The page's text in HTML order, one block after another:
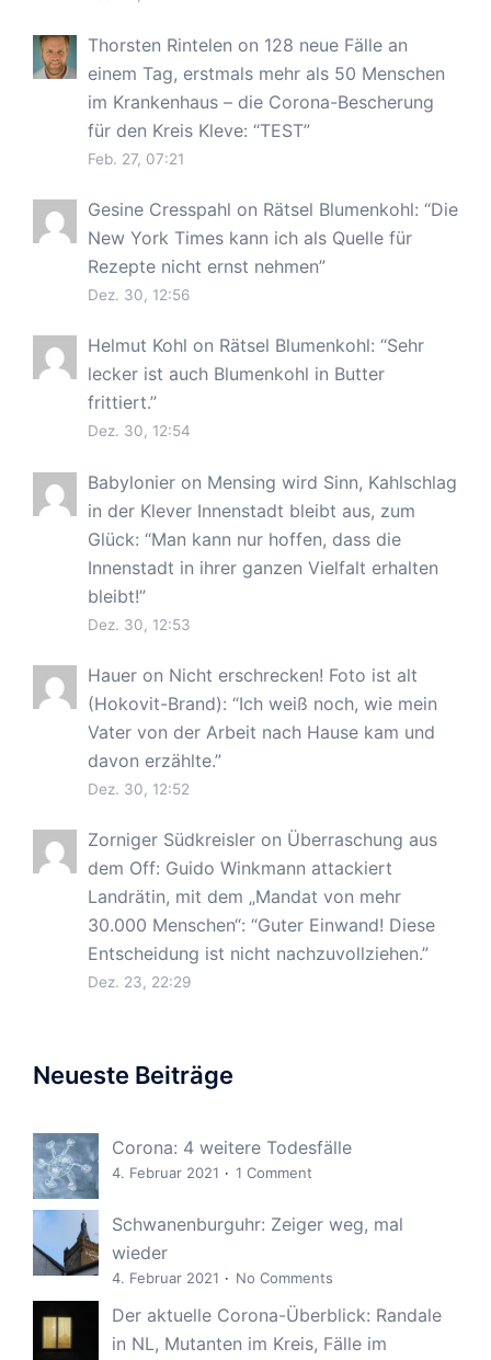
Thorsten Rintelen on 128 neue Fälle an
einem Tag, erstmals mehr als 50 Menschen
im Krankenhaus – die Corona-Bescherung
für den Kreis Kleve: “TEST”
Feb. 27, 07:21
Gesine Cresspahl on Rätsel Blumenkohl: “Die
New York Times kann ich als Quelle für
Rezepte nicht ernst nehmen”
Dez. 30, 12:56
Helmut Kohl on Rätsel Blumenkohl: “Sehr
lecker ist auch Blumenkohl in Butter
frittiert.”
Dez. 30, 12:54
Babylonier on Mensing wird Sinn, Kahlschlag
in der Klever Innenstadt bleibt aus, zum
Glück: “Man kann nur hoffen, dass die
Innenstadt in ihrer ganzen Vielfalt erhalten
bleibt!”
Dez. 30, 12:53
Hauer on Nicht erschrecken! Foto ist alt
(Hokovit-Brand): “Ich weiß noch, wie mein
Vater von der Arbeit nach Hause kam und
davon erzählte.”
Dez. 30, 12:52
Zorniger Südkreisler on Überraschung aus
dem Off: Guido Winkmann attackiert
Landrätin, mit dem „Mandat von mehr
30.000 Menschen“: “Guter Einwand! Diese
Entscheidung ist nicht nachzuvollziehen.”
Dez. 23, 22:29
Neueste Beiträge
Corona: 4 weitere Todesfälle
4. Februar 2021 1 Comment
Schwanenburguhr: Zeiger weg, mal
wieder
4. Februar 2021 No Comments
Der aktuelle Corona-Überblick: Randale
in NL, Mutanten im Kreis, Fälle im